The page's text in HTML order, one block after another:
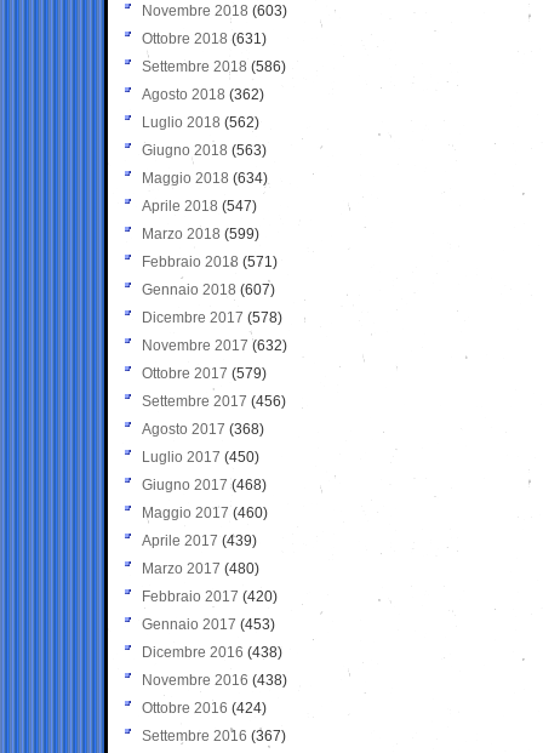
Novembre 2018 (603)
Ottobre 2018 (631)
Settembre 2018 (586)
Agosto 2018 (362)
Luglio 2018 (562)
Giugno 2018 (563)
Maggio 2018 (634)
Aprile 2018 (547)
Marzo 2018 (599)
Febbraio 2018 (571)
Gennaio 2018 (607)
Dicembre 2017 (578)
Novembre 2017 (632)
Ottobre 2017 (579)
Settembre 2017 (456)
Agosto 2017 (368)
Luglio 2017 (450)
Giugno 2017 (468)
Maggio 2017 (460)
Aprile 2017 (439)
Marzo 2017 (480)
Febbraio 2017 (420)
Gennaio 2017 (453)
Dicembre 2016 (438)
Novembre 2016 (438)
Ottobre 2016 (424)
Settembre 2016 (367)